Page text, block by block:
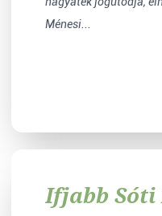
Ménesi...
Ifjabb Sóti